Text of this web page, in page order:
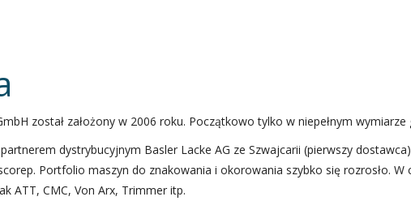
firmy STRAMAT
GmbH!
Europie w zakresie technologii znakowania i
odpowiedzialnej pracy na zapleczu? A może jesteś
nowego wyzwania? Rozejrzyj się po naszej
i suszenia
. . .
zajmujące się oznakowaniem dróg, miasta/gminy i
farby do
i powlekania
. .
powlekania ścieżek rowerowych, oznakowania hal,
został założony w 2006 roku. Początkowo tylko w niepełnym
dystrybucyjnym Basler Lacke AG ze Szwajcarii (pierwszy
Portfolio maszyn do znakowania i okorowania szybko się rozrosło.
ATT, CMC, Von Arx, Trimmer itp.